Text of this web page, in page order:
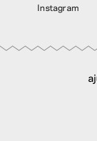
Instagram